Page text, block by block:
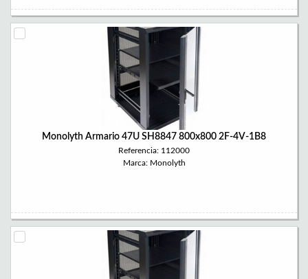
Monolyth Armario 47U SH8847 800x800 2F-4V-1B8
Referencia: 112000
Marca: Monolyth